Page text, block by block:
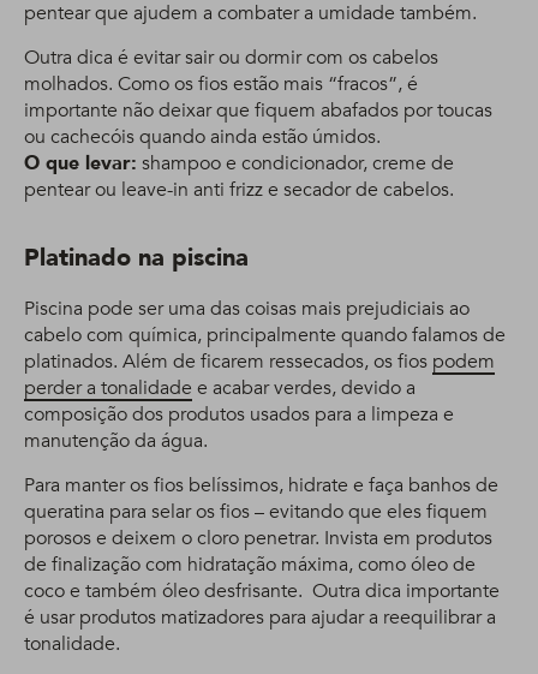
pentear que ajudem a combater a umidade também.
Outra dica é evitar sair ou dormir com os cabelos
molhados. Como os fios estão mais “fracos”, é
importante não deixar que fiquem abafados por toucas
ou cachecóis quando ainda estão úmidos.
O que levar: shampoo e condicionador, creme de
pentear ou leave-in anti frizz e secador de cabelos.
Platinado na piscina
Piscina pode ser uma das coisas mais prejudiciais ao
cabelo com química, principalmente quando falamos de
platinados. Além de ficarem ressecados, os fios podem
perder a tonalidade e acabar verdes, devido a
composição dos produtos usados para a limpeza e
manutenção da água.
Para manter os fios belíssimos, hidrate e faça banhos de
queratina para selar os fios – evitando que eles fiquem
porosos e deixem o cloro penetrar. Invista em produtos
de finalização com hidratação máxima, como óleo de
coco e também óleo desfrisante. Outra dica importante
é usar produtos matizadores para ajudar a reequilibrar a
tonalidade.